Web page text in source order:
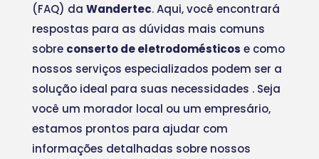
(FAQ) da Wandertec. Aqui, você encontrará
respostas para as dúvidas mais comuns
sobre conserto de eletrodomésticos e como
nossos serviços especializados podem ser a
solução ideal para suas necessidades . Seja
você um morador local ou um empresário,
estamos prontos para ajudar com
informações detalhadas sobre nossos